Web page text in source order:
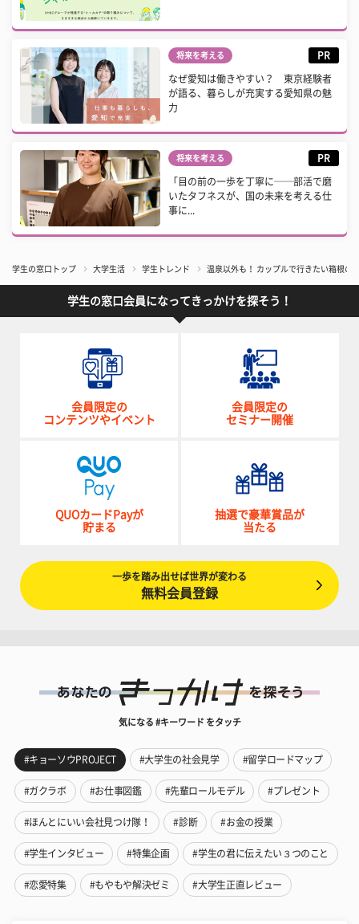
将来を考える PR
なぜ愛知は働きやすい？ 東京経験者
が語る、暮らしが充実する愛知県の魅
力
将来を考える PR
「目の前の一歩を丁寧に──部活で磨
いたタフネスが、国の未来を考える仕
事に...
学生の窓口トップ 大学生活 学生トレンド 温泉以外も！ カップルで行きたい箱根の
学生の窓口会員になってきっかけを探そう！
会員限定の
コンテンツやイベント
会員限定の
セミナー開催
QUOカードPayが
貯まる
抽選で豪華賞品が
当たる
一歩を踏み出せば世界が変わる
無料会員登録
気になる #キーワード をタッチ
#キョーソウPROJECT #大学生の社会見学 #留学ロードマップ
#ガクラボ #お仕事図鑑 #先輩ロールモデル #プレゼント
#ほんとにいい会社見つけ隊！ #診断 #お金の授業
#学生インタビュー #特集企画 #学生の君に伝えたい３つのこと
#恋愛特集 #もやもや解決ゼミ #大学生正直レビュー